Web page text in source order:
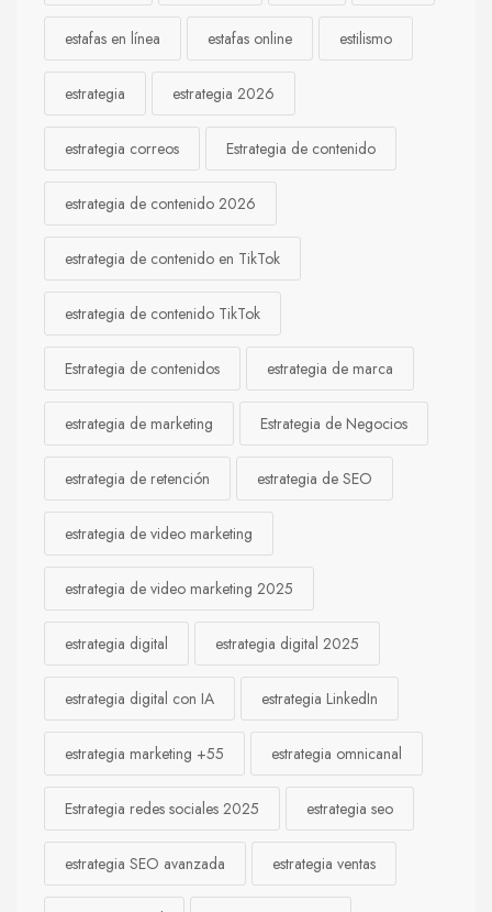
estafas en línea estafas online estilismo
estrategia estrategia 2026
estrategia correos Estrategia de contenido
estrategia de contenido 2026
estrategia de contenido en TikTok
estrategia de contenido TikTok
Estrategia de contenidos estrategia de marca
estrategia de marketing Estrategia de Negocios
estrategia de retención estrategia de SEO
estrategia de video marketing
estrategia de video marketing 2025
estrategia digital estrategia digital 2025
estrategia digital con IA estrategia LinkedIn
estrategia marketing +55 estrategia omnicanal
Estrategia redes sociales 2025 estrategia seo
estrategia SEO avanzada estrategia ventas